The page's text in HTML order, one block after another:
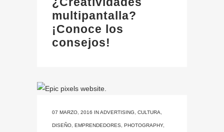
multipantalla?
¡Conoce los
consejos!
07 MARZO, 2016 INADVERTISING CULTURA
DISEÑO EMPRENDEDORES PHOTOGRAPHY,